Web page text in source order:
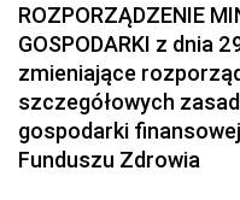
ROZPORZĄDZENIE
GOSPODARKI z dnia
zmieniające
szczegółowych
gospodarki
Funduszu Zdrowia